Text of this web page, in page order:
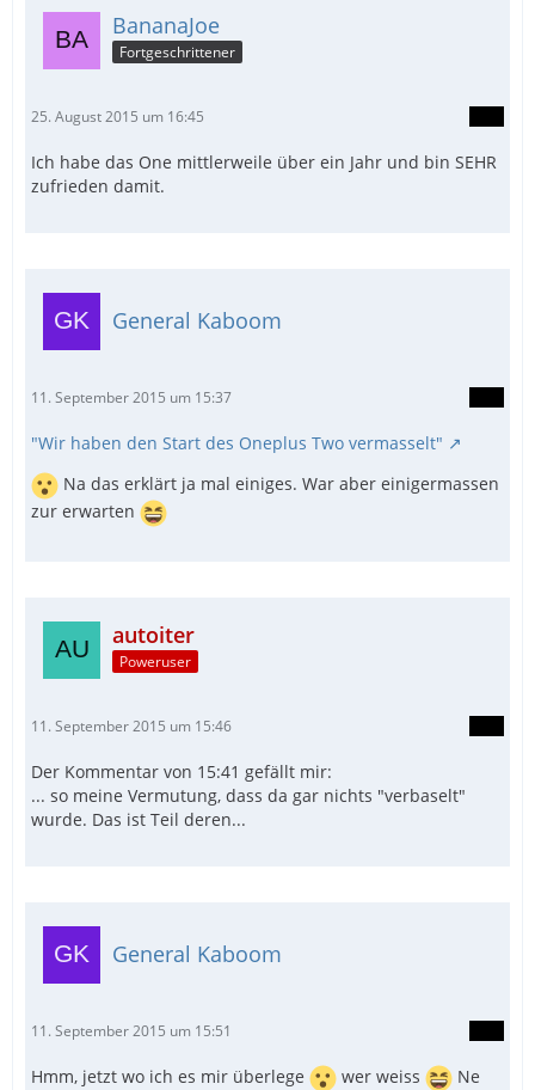
BananaJoe
Fortgeschrittener
25. August 2015 um 16:45
Ich habe das One mittlerweile über ein Jahr und bin SEHR
zufrieden damit.
General Kaboom
11. September 2015 um 15:37
"Wir haben den Start des Oneplus Two vermasselt"
Na das erklärt ja mal einiges. War aber einigermassen
zur erwarten
autoiter
Poweruser
11. September 2015 um 15:46
Der Kommentar von 15:41 gefällt mir:
... so meine Vermutung, dass da gar nichts "verbaselt"
wurde. Das ist Teil deren...
General Kaboom
11. September 2015 um 15:51
Hmm, jetzt wo ich es mir überlege wer weiss
Ne